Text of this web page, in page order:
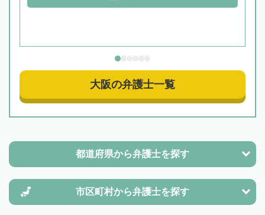
大阪の弁護士一覧
都道府県から弁護士を探す
市区町村から弁護士を探す